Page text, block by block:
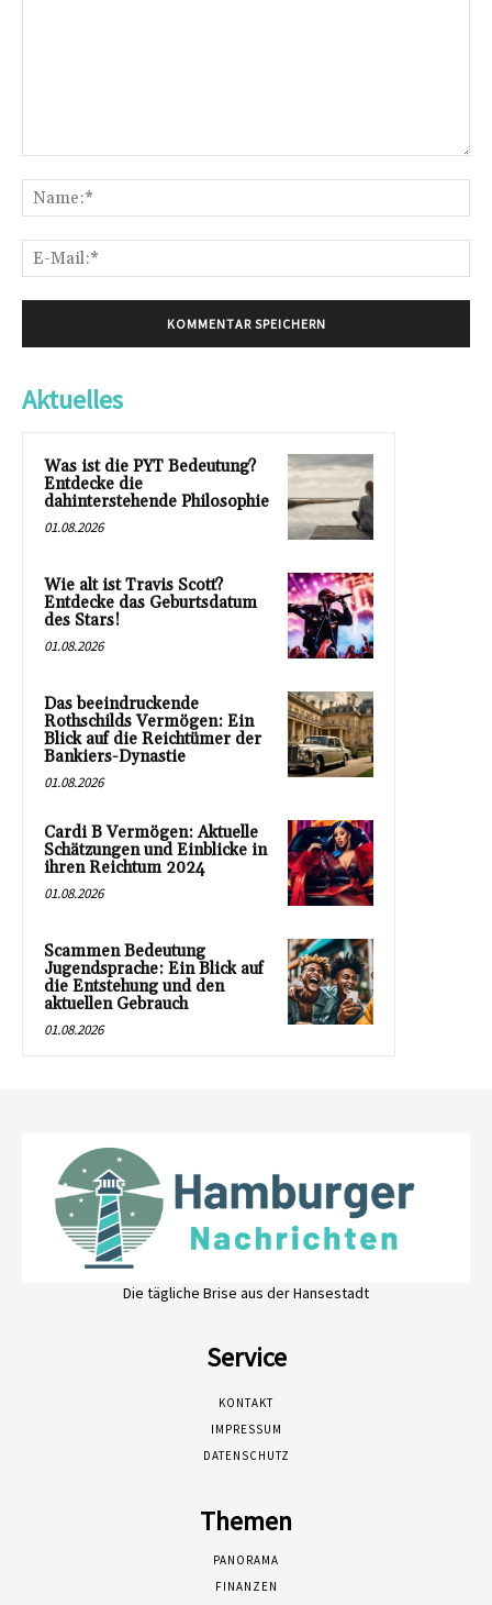
Aktuelles
Was ist die PYT Bedeutung?
Entdecke die
dahinterstehende Philosophie
01.08.2026
Wie alt ist Travis Scott?
Entdecke das Geburtsdatum
des Stars!
01.08.2026
Das beeindruckende
Rothschilds Vermögen: Ein
Blick auf die Reichtümer der
Bankiers-Dynastie
01.08.2026
Cardi B Vermögen: Aktuelle
Schätzungen und Einblicke in
ihren Reichtum 2024
01.08.2026
Scammen Bedeutung
Jugendsprache: Ein Blick auf
die Entstehung und den
aktuellen Gebrauch
01.08.2026
Die tägliche Brise aus der Hansestadt
Service
KONTAKT
IMPRESSUM
DATENSCHUTZ
Themen
PANORAMA
FINANZEN